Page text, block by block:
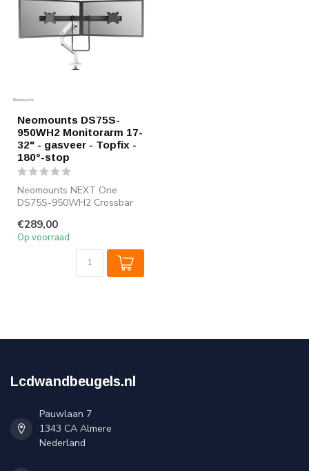
Neomounts DS75S-
950WH2 Monitorarm 17-
32" - gasveer - Topfix -
180°-stop
Neomounts NEXT One
DS75S-950WH2 Crossbar
17-32" - 1-8 kg...
€289,00
Op voorraad
Lcdwandbeugels.nl
Pauwlaan 7
1343 CA Almere
Nederland